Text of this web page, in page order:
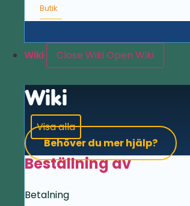
Butik
Wiki Close WikiOpen Wiki
Wiki
Visa alla
Behöver du mer hjälp?
Beställning av
Betalning